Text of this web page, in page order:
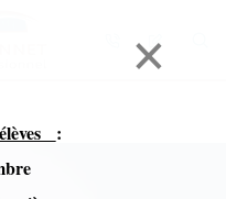
×
: